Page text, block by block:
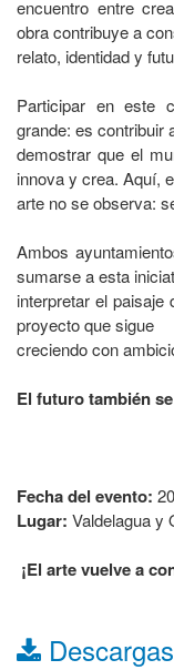
encuentro entre
obra contribuye a
relato, identidad y
Participar en este
grande: es contribuir
demostrar que el
innova y crea. Aquí,
arte no se observa:
Ambos
sumarse a esta
interpretar el
proyecto que sigue
creciendo con
El futuro también
Fecha del evento:
Lugar: Valdelagua y
¡El arte vuelve a
Descargas